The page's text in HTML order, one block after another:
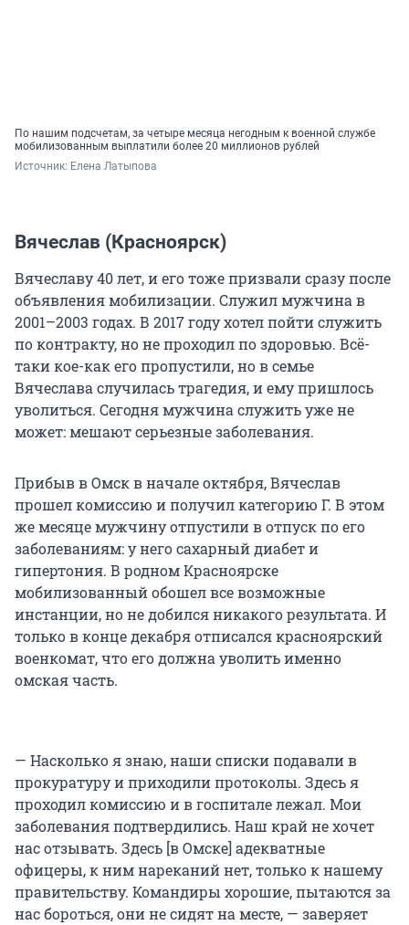
По нашим подсчетам, за четыре месяца негодным к военной службе
мобилизованным выплатили более 20 миллионов рублей
Источник: Елена Латыпова
Вячеслав (Красноярск)
Вячеславу 40 лет, и его тоже призвали сразу после
объявления мобилизации. Служил мужчина в
2001–2003 годах. В 2017 году хотел пойти служить
по контракту, но не проходил по здоровью. Всё-
таки кое-как его пропустили, но в семье
Вячеслава случилась трагедия, и ему пришлось
уволиться. Сегодня мужчина служить уже не
может: мешают серьезные заболевания.
Прибыв в Омск в начале октября, Вячеслав
прошел комиссию и получил категорию Г. В этом
же месяце мужчину отпустили в отпуск по его
заболеваниям: у него сахарный диабет и
гипертония. В родном Красноярске
мобилизованный обошел все возможные
инстанции, но не добился никакого результата. И
только в конце декабря отписался красноярский
военкомат, что его должна уволить именно
омская часть.
— Насколько я знаю, наши списки подавали в
прокуратуру и приходили протоколы. Здесь я
проходил комиссию и в госпитале лежал. Мои
заболевания подтвердились. Наш край не хочет
нас отзывать. Здесь [в Омске] адекватные
офицеры, к ним нареканий нет, только к нашему
правительству. Командиры хорошие, пытаются за
нас бороться, они не сидят на месте, — заверяет